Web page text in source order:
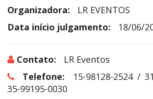
Organizadora:
LR EVENTOS
Data início julgamento:
18/06/
Contato:
LR Eventos
Telefone:
15-98128-2524 /
35-99195-0030